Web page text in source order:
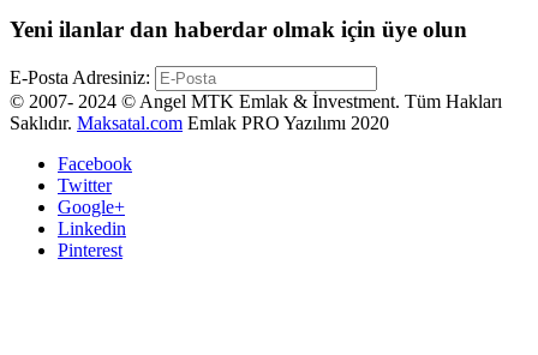
Yeni ilanlar dan haberdar olmak için üye olun
E-Posta Adresiniz:
© 2007- 2024 © Angel MTK Emlak & İnvestment. Tüm Hakları
Saklıdır. Maksatal.com Emlak PRO Yazılımı 2020
Facebook
Twitter
Google+
Linkedin
Pinterest